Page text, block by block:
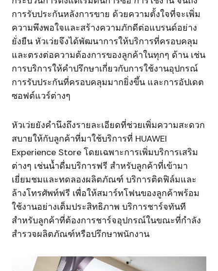
การรับประกันหลังการขาย ด้วยความตั้งใจที่จะเพิ่ม
ความพึงพอใจและสร้างความภักดีต่อแบรนด์อย่าง
ยั่งยืน หัวเว่ยจึงได้พัฒนาการให้บริการที่ครอบคลุม
และตรงต่อความต้องการของลูกค้าในทุกๆ ด้าน เช่น
การบริการให้คำปรึกษาเกี่ยวกับการใช้งานอุปกรณ์
การรับประกันที่ครอบคลุมมากยิ่งขึ้น และการอัปเดต
ซอฟต์แวร์ต่างๆ
หัวเว่ยยังคำนึงถึงรายละเอียดที่ช่วยเพิ่มความสะดวก
สบายให้กับลูกค้าที่มาใช้บริการที่ HUAWEI
Experience Store โดยเฉพาะการเพิ่มบริการเสริม
ต่างๆ เช่นน้ำดื่มบริการฟรี สำหรับลูกค้าที่เข้ามา
เยี่ยมชมและทดลองผลิตภัณฑ์ บริการติดฟิล์มและ
ล้างโทรศัพท์ฟรี เพื่อให้สมาร์ทโฟนของลูกค้าพร้อม
ใช้งานอย่างเต็มประสิทธิภาพ บริการชาร์จทันที
สำหรับลูกค้าที่ต้องการชาร์จอุปกรณ์ในขณะที่กำลัง
สำรวจผลิตภัณฑ์หรือปรึกษาพนักงาน